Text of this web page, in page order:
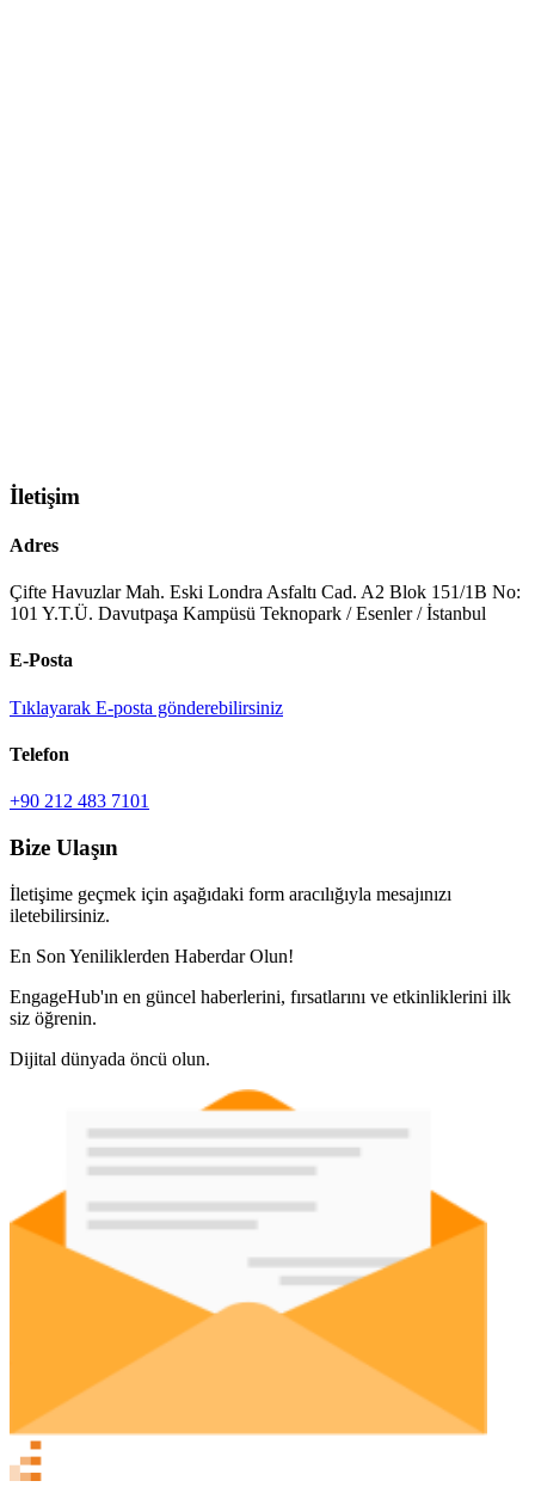
İletişim
Adres
Çifte Havuzlar Mah. Eski Londra Asfaltı Cad. A2 Blok 151/1B No:
101 Y.T.Ü. Davutpaşa Kampüsü Teknopark / Esenler / İstanbul
E-Posta
Tıklayarak E-posta gönderebilirsiniz
Telefon
+90 212 483 7101
Bize Ulaşın
İletişime geçmek için aşağıdaki form aracılığıyla mesajınızı
iletebilirsiniz.
En Son Yeniliklerden Haberdar Olun!
EngageHub'ın en güncel haberlerini, fırsatlarını ve etkinliklerini ilk
siz öğrenin.
Dijital dünyada öncü olun.